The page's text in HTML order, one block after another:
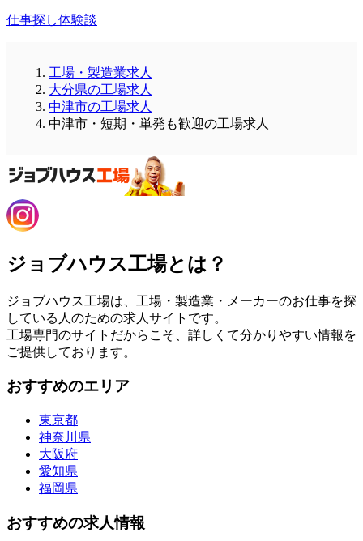
仕事探し体験談
工場・製造業求人
大分県の工場求人
中津市の工場求人
中津市・短期・単発も歓迎の工場求人
ジョブハウス工場とは？
ジョブハウス工場は、工場・製造業・メーカーのお仕事を探
している人のための求人サイトです。
工場専門のサイトだからこそ、詳しくて分かりやすい情報を
ご提供しております。
おすすめのエリア
東京都
神奈川県
大阪府
愛知県
福岡県
おすすめの求人情報